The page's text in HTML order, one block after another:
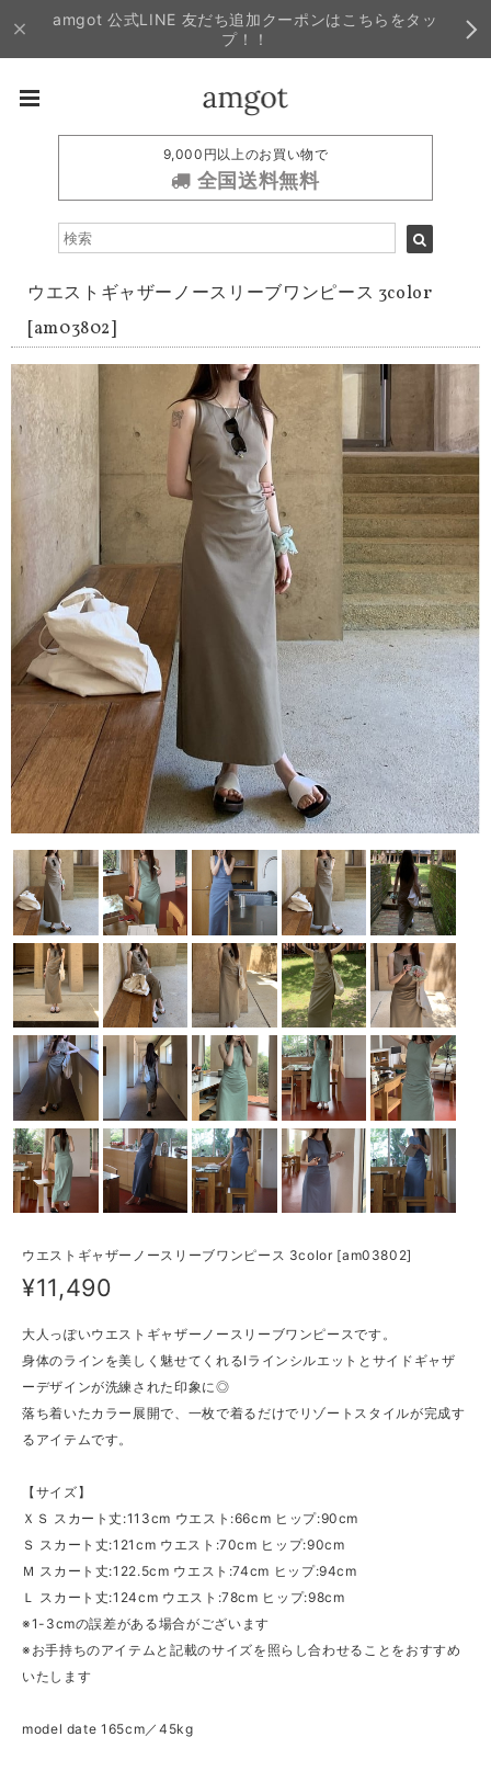
amgot 公式LINE 友だち追加クーポンはこちらをタッ
プ！！
9,000円以上のお買い物で
全国送料無料
ウエストギャザーノースリーブワンピース 3color
[am03802]
ウエストギャザーノースリーブワンピース 3color [am03802]
¥11,490
大人っぽいウエストギャザーノースリーブワンピースです。
身体のラインを美しく魅せてくれるIラインシルエットとサイドギャザ
ーデザインが洗練された印象に◎
落ち着いたカラー展開で、一枚で着るだけでリゾートスタイルが完成す
るアイテムです。
【サイズ】
ＸＳ スカート丈:113cm ウエスト:66cm ヒップ:90cm
Ｓ スカート丈:121cm ウエスト:70cm ヒップ:90cm
Ｍ スカート丈:122.5cm ウエスト:74cm ヒップ:94cm
Ｌ スカート丈:124cm ウエスト:78cm ヒップ:98cm
※1-3cmの誤差がある場合がございます
※お手持ちのアイテムと記載のサイズを照らし合わせることをおすすめ
いたします
model date 165cm／45kg